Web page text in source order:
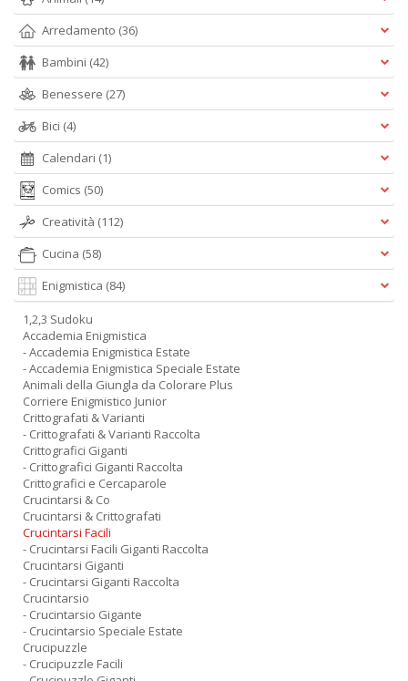
Arredamento (36)
Bambini (42)
Benessere (27)
Bici (4)
Calendari (1)
Comics (50)
Creatività (112)
Cucina (58)
Enigmistica (84)
1,2,3 Sudoku
Accademia Enigmistica
- Accademia Enigmistica Estate
- Accademia Enigmistica Speciale Estate
Animali della Giungla da Colorare Plus
Corriere Enigmistico Junior
Crittografati & Varianti
- Crittografati & Varianti Raccolta
Crittografici Giganti
- Crittografici Giganti Raccolta
Crittografici e Cercaparole
Crucintarsi & Co
Crucintarsi & Crittografati
Crucintarsi Facili
- Crucintarsi Facili Giganti Raccolta
Crucintarsi Giganti
- Crucintarsi Giganti Raccolta
Crucintarsio
- Crucintarsio Gigante
- Crucintarsio Speciale Estate
Crucipuzzle
- Crucipuzzle Facili